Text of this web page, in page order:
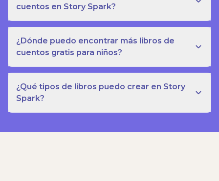
cuentos en Story Spark?
¿Dónde puedo encontrar más libros de
cuentos gratis para niños?
¿Qué tipos de libros puedo crear en Story
Spark?